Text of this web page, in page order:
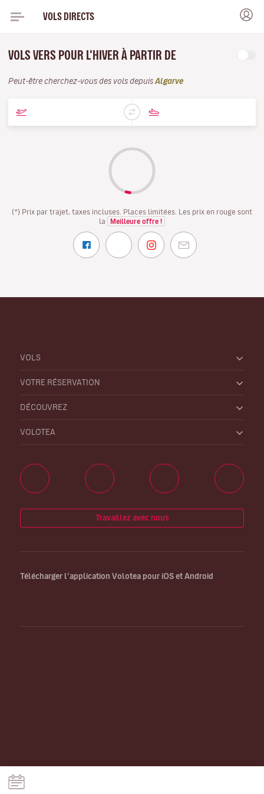
VOLS DIRECTS
VOLS VERS POUR L'HIVER À PARTIR DE
Peut-être cherchez-vous des vols depuis Algarve
(*) Prix par trajet, taxes incluses. Places limitées. Les prix en rouge sont
la
Meilleure offre !
VOLS
VOTRE RÉSERVATION
DÉCOUVREZ
VOLOTEA
Travaillez avec nous
Télécharger l’application Volotea pour iOS et Android